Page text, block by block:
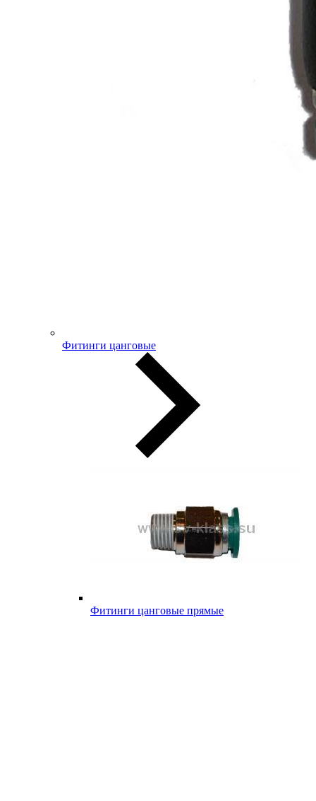
Фитинги цанговые
Фитинги цанговые прямые